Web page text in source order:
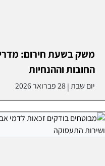
משק בשעת חירום:
החובות וההנחיות
יום שבת|28 פברואר 2026